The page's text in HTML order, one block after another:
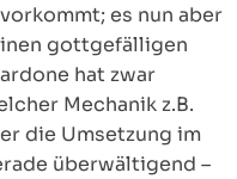
es nun aber
gottgefälligen
hat zwar
Mechanik z.B.
die Umsetzung im
überwältigend –